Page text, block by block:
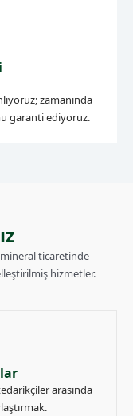
zamanında
garanti ediyoruz.
ticaretinde
hizmetler.
arasında